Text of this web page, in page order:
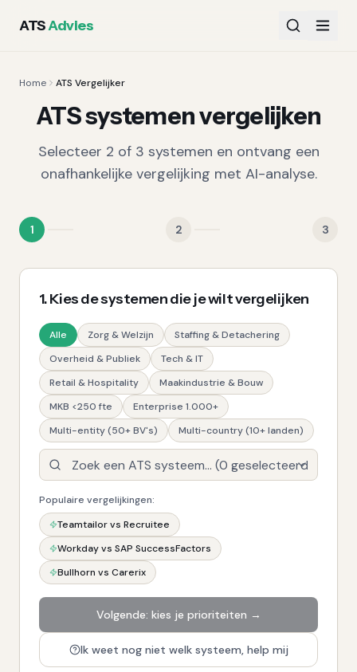
ATSAdvies
Home ATS Vergelijker
ATS systemen vergelijken
Selecteer 2 of 3 systemen en ontvang een
onafhankelijke vergelijking met AI-analyse.
1 2 3
1. Kies de systemen die je wilt vergelijken
Alle Zorg & Welzijn
Staffing & Detachering
Overheid & Publiek
Tech & IT
Retail & Hospitality
Maakindustrie & Bouw
MKB <250 fte
Enterprise 1.000+
Multi-entity (50+ BV's)
Multi-country (10+ landen)
Populaire vergelijkingen:
Teamtailor vs Recruitee
Workday vs SAP SuccessFactors
Bullhorn vs Carerix
Volgende: kies je prioriteiten →
Ik weet nog niet welk systeem, help mij